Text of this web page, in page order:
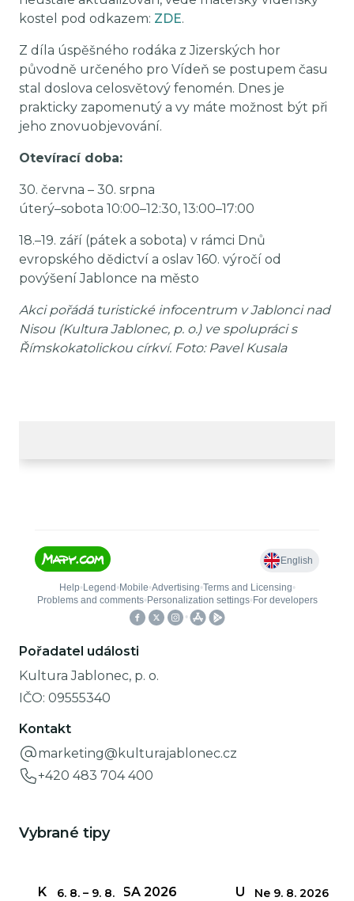
kostel pod odkazem: ZDE.
Z díla úspěšného rodáka z Jizerských hor
původně určeného pro Vídeň se postupem času
stal doslova celosvětový fenomén. Dnes je
prakticky zapomenutý a vy máte možnost být při
jeho znovuobjevování.
Otevírací doba:
30. června – 30. srpna
úterý–sobota 10:00–12:30, 13:00–17:00
18.–19. září (pátek a sobota) v rámci Dnů
evropského dědictví a oslav 160. výročí od
povýšení Jablonce na město
Akci pořádá turistické infocentrum v Jablonci nad
Nisou (Kultura Jablonec, p. o.) ve spolupráci s
Římskokatolickou církví. Foto: Pavel Kusala
Pořadatel události
Kultura Jablonec, p. o.
IČO: 09555340
Kontakt
marketing@kulturajablonec.cz
+420 483 704 400
Vybrané tipy
6. 8. – 9. 8.
KŘEHKÁ KRÁSA 2026 Ne 9. 8. 2026
UZÁVĚRKY